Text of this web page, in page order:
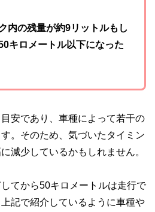
内の残量が約9リットルもし
キロメートル以下になった
安であり、車種によって若干の
。そのため、気づいたタイミン
減少しているかもしれません。
てから50キロメートルは走行で
記で紹介しているように車種や